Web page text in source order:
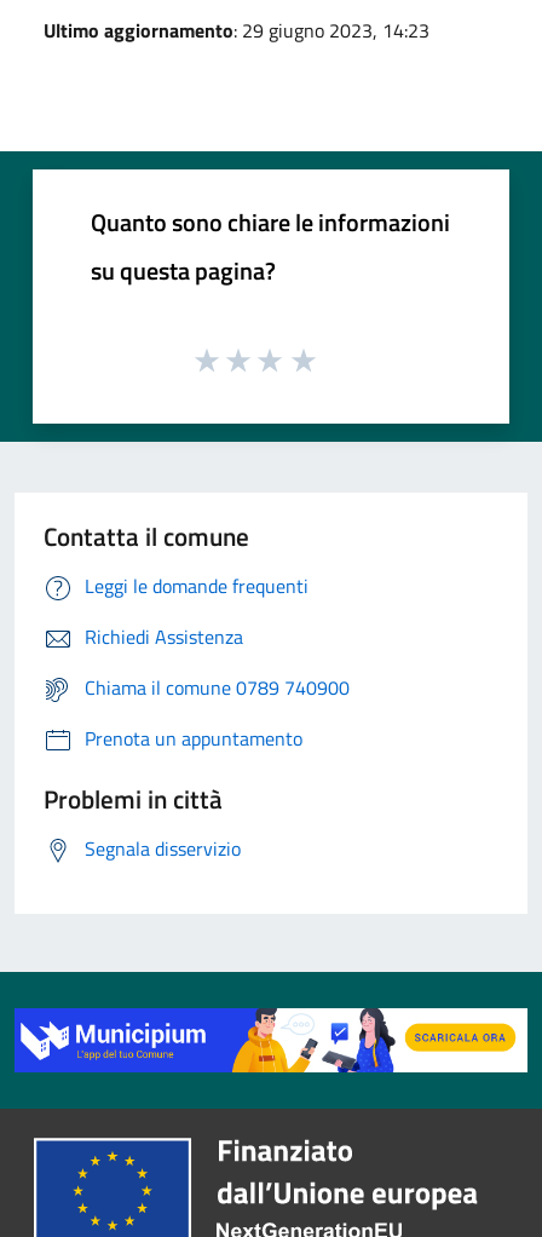
Ultimo aggiornamento: 29 giugno 2023, 14:23
Quanto sono chiare le informazioni
su questa pagina?
Contatta il comune
Leggi le domande frequenti
Richiedi Assistenza
Chiama il comune 0789 740900
Prenota un appuntamento
Problemi in città
Segnala disservizio